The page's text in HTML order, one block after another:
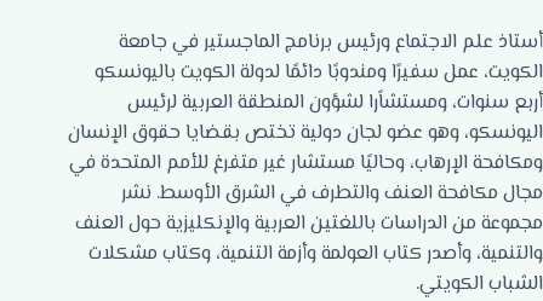
أستاذ علم الاجتماع ورئيس برنامج الماجستير في جامعة
الكويت، عمل سفيرًا ومندوبًا دائمًا لدولة الكويت باليونسكو
أربع سنوات، ومستشاًرا لشؤون المنطقة العربية لرئيس
اليونسكو، وهو عضو لجان دولية تختص بقضايا حقوق الإنسان
ومكافحة الإرهاب، وحاليًا مستشار غير متفرغ للأمم المتحدة في
مجال مكافحة العنف والتطرف في الشرق الأوسط. نشر
مجموعة من الدراسات باللغتين العربية والإنكليزية حول العنف
والتنمية، وأصدر كتاب العولمة وأزمة التنمية، وكتاب مشكلات
الشباب الكويتي.